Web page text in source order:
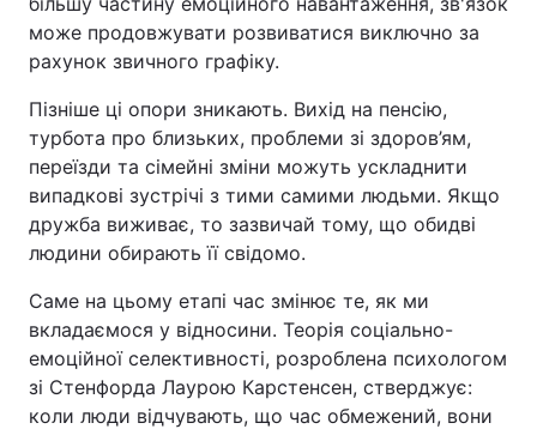
може продовжувати розвиватися виключно за
рахунок звичного графіку.
Пізніше ці опори зникають. Вихід на пенсію,
турбота про близьких, проблеми зі здоров’ям,
переїзди та сімейні зміни можуть ускладнити
випадкові зустрічі з тими самими людьми. Якщо
дружба виживає, то зазвичай тому, що обидві
людини обирають її свідомо.
Саме на цьому етапі час змінює те, як ми
вкладаємося у відносини. Теорія соціально-
емоційної селективності, розроблена психологом
зі Стенфорда Лаурою Карстенсен, стверджує:
коли люди відчувають, що час обмежений, вони